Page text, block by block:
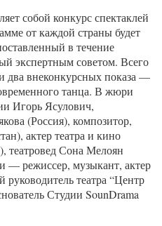
собой конкурс спектаклей
от каждой страны будет
в течение
экспертным советом. Всего
два внеконкурсных показа —
танца. В жюри
Игорь Ясулович,
(Россия), композитор,
актер театра и кино
театровед Сона Мелоян
— режиссер, музыкант, актер
руководитель театра “Центр
Студии SounDrama